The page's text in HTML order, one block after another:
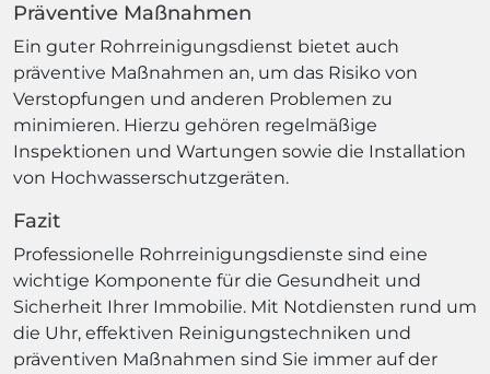
Präventive Maßnahmen
Ein guter Rohrreinigungsdienst bietet auch
präventive Maßnahmen an, um das Risiko von
Verstopfungen und anderen Problemen zu
minimieren. Hierzu gehören regelmäßige
Inspektionen und Wartungen sowie die Installation
von Hochwasserschutzgeräten.
Fazit
Professionelle Rohrreinigungsdienste sind eine
wichtige Komponente für die Gesundheit und
Sicherheit Ihrer Immobilie. Mit Notdiensten rund um
die Uhr, effektiven Reinigungstechniken und
präventiven Maßnahmen sind Sie immer auf der